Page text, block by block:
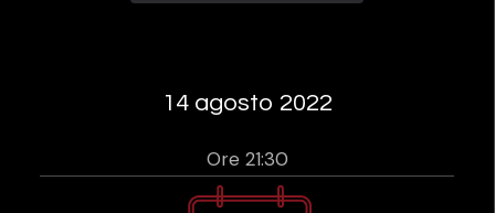
14 agosto 2022
Ore 21:30